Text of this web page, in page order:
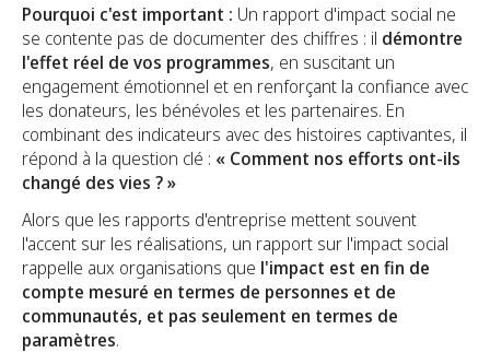
Pourquoi c'est important : Un rapport d'impact social ne
se contente pas de documenter des chiffres : il démontre
l'effet réel de vos programmes, en suscitant un
engagement émotionnel et en renforçant la confiance avec
les donateurs, les bénévoles et les partenaires. En
combinant des indicateurs avec des histoires captivantes, il
répond à la question clé : « Comment nos efforts ont-ils
changé des vies ? »
Alors que les rapports d'entreprise mettent souvent
l'accent sur les réalisations, un rapport sur l'impact social
rappelle aux organisations que l'impact est en fin de
compte mesuré en termes de personnes et de
communautés, et pas seulement en termes de
paramètres.